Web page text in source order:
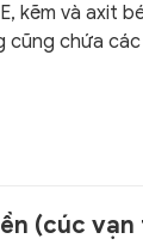
kẽm và axit
cũng chứa
khỏi tia UV
(cúc